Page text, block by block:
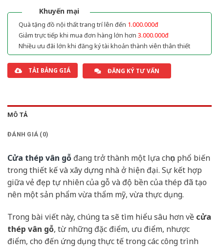
Khuyến mại
Quà tặng đồ nội thất trang trí lên đến 1.000.000đ
Giảm trực tiếp khi mua đơn hàng lớn hơn 3.000.000đ
Nhiều ưu đãi lớn khi đăng ký tài khoản thành viên thân thiết
TẢI BẢNG GIÁ ĐĂNG KÝ TƯ VẤN
MÔ TẢ
ĐÁNH GIÁ (0)
Cửa thép vân gỗ đang trở thành một lựa chọn phổ biến
trong thiết kế và xây dựng nhà ở hiện đại. Sự kết hợp
giữa vẻ đẹp tự nhiên của gỗ và độ bền của thép đã tạo
nên một sản phẩm vừa thẩm mỹ, vừa thực dụng.
Trong bài viết này, chúng ta sẽ tìm hiểu sâu hơn về cửa
thép vân gỗ, từ những đặc điểm, ưu điểm, nhược
điểm, cho đến ứng dụng thực tế trong các công trình